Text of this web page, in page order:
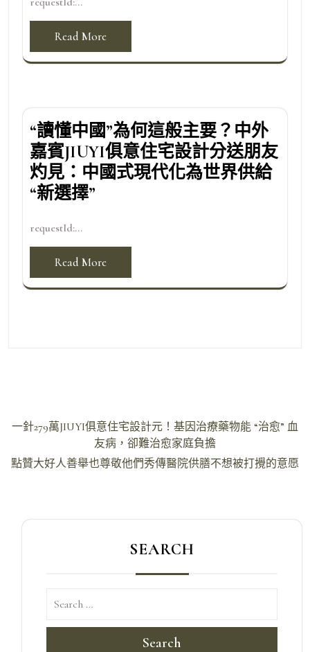
Read More
“讀懂中國”為何這般主要？中外
嘉賓JIUYI俱意住宅設計分送朋友
灼見：中國式現代化為世界供給
“新選擇”
requestId:...
Read More
文
導
一針279萬JIUYI俱意住宅設計元！基因治療藥物能 “治愈” 血
友病，卻難治愈家庭負擔
點贊大好人善舉也尊敬他們秀傳醫院供膳不想被打攪的意愿
SEARCH
Search